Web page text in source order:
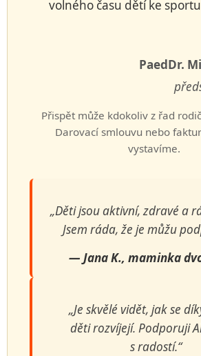
volného času dětí ke
PaedDr.
Přispět může kdokoliv z řad
Darovací smlouvu nebo
vystavíme.
„Děti jsou aktivní, zdravé a
Jsem ráda, že je můžu
— Jana K., maminka
„Je skvělé vidět, jak se
děti rozvíjejí. Podporuji
s radostí.“